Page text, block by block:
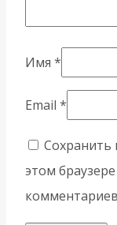
Имя *
Email *
Сохранить
этом